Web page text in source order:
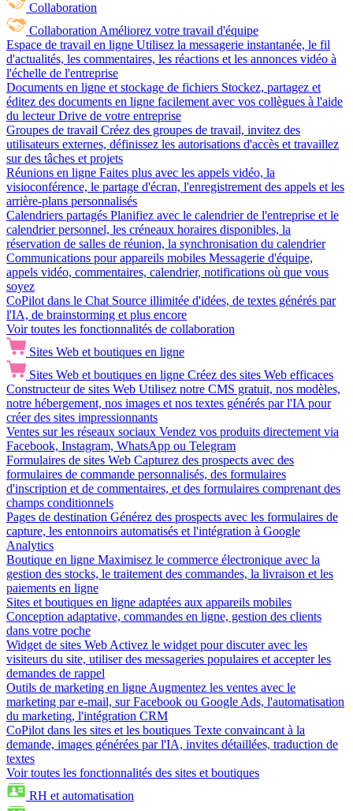
Collaboration
Collaboration Améliorez votre travail d'équipe
Espace de travail en ligne Utilisez la messagerie instantanée, le fil
d'actualités, les commentaires, les réactions et les annonces vidéo à
l'échelle de l'entreprise
Documents en ligne et stockage de fichiers Stockez, partagez et
éditez des documents en ligne facilement avec vos collègues à l'aide
du lecteur Drive de votre entreprise
Groupes de travail Créez des groupes de travail, invitez des
utilisateurs externes, définissez les autorisations d'accès et travaillez
sur des tâches et projets
Réunions en ligne Faites plus avec les appels vidéo, la
visioconférence, le partage d'écran, l'enregistrement des appels et les
arrière-plans personnalisés
Calendriers partagés Planifiez avec le calendrier de l'entreprise et le
calendrier personnel, les créneaux horaires disponibles, la
réservation de salles de réunion, la synchronisation du calendrier
Communications pour appareils mobiles Messagerie d'équipe,
appels vidéo, commentaires, calendrier, notifications où que vous
soyez
CoPilot dans le Chat Source illimitée d'idées, de textes générés par
l'IA, de brainstorming et plus encore
Voir toutes les fonctionnalités de collaboration
Sites Web et boutiques en ligne
Sites Web et boutiques en ligne Créez des sites Web efficaces
Constructeur de sites Web Utilisez notre CMS gratuit, nos modèles,
notre hébergement, nos images et nos textes générés par l'IA pour
créer des sites impressionnants
Ventes sur les réseaux sociaux Vendez vos produits directement via
Facebook, Instagram, WhatsApp ou Telegram
Formulaires de sites Web Capturez des prospects avec des
formulaires de commande personnalisés, des formulaires
d'inscription et de commentaires, et des formulaires comprenant des
champs conditionnels
Pages de destination Générez des prospects avec les formulaires de
capture, les entonnoirs automatisés et l'intégration à Google
Analytics
Boutique en ligne Maximisez le commerce électronique avec la
gestion des stocks, le traitement des commandes, la livraison et les
paiements en ligne
Sites et boutiques en ligne adaptées aux appareils mobiles
Conception adaptative, commandes en ligne, gestion des clients
dans votre poche
Widget de sites Web Activez le widget pour discuter avec les
visiteurs du site, utiliser des messageries populaires et accepter les
demandes de rappel
Outils de marketing en ligne Augmentez les ventes avec le
marketing par e-mail, sur Facebook ou Google Ads, l'automatisation
du marketing, l'intégration CRM
CoPilot dans les sites et les boutiques Texte convaincant à la
demande, images générées par l'IA, invites détaillées, traduction de
textes
Voir toutes les fonctionnalités des sites et boutiques
RH et automatisation